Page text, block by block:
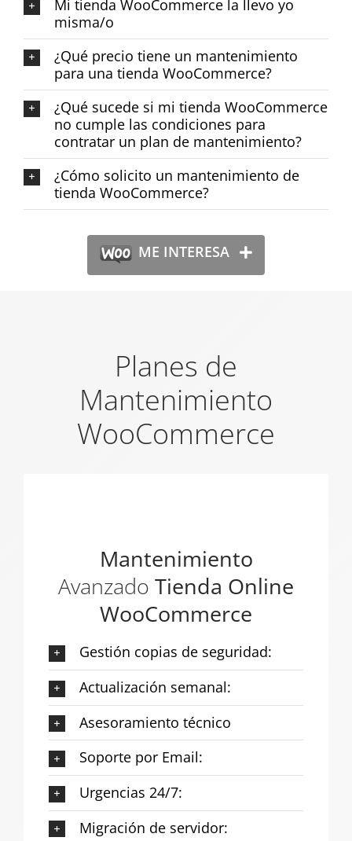
Mi tienda WooCommerce la llevo yo
misma/o
¿Qué precio tiene un mantenimiento
para una tienda WooCommerce?
¿Qué sucede si mi tienda WooCommerce
no cumple las condiciones para
contratar un plan de mantenimiento?
¿Cómo solicito un mantenimiento de
tienda WooCommerce?
ME INTERESA
Planes de
Mantenimiento
WooCommerce
Mantenimiento
Avanzado Tienda Online
WooCommerce
Gestión copias de seguridad:
Actualización semanal:
Asesoramiento técnico
Soporte por Email:
Urgencias 24/7:
Migración de servidor: